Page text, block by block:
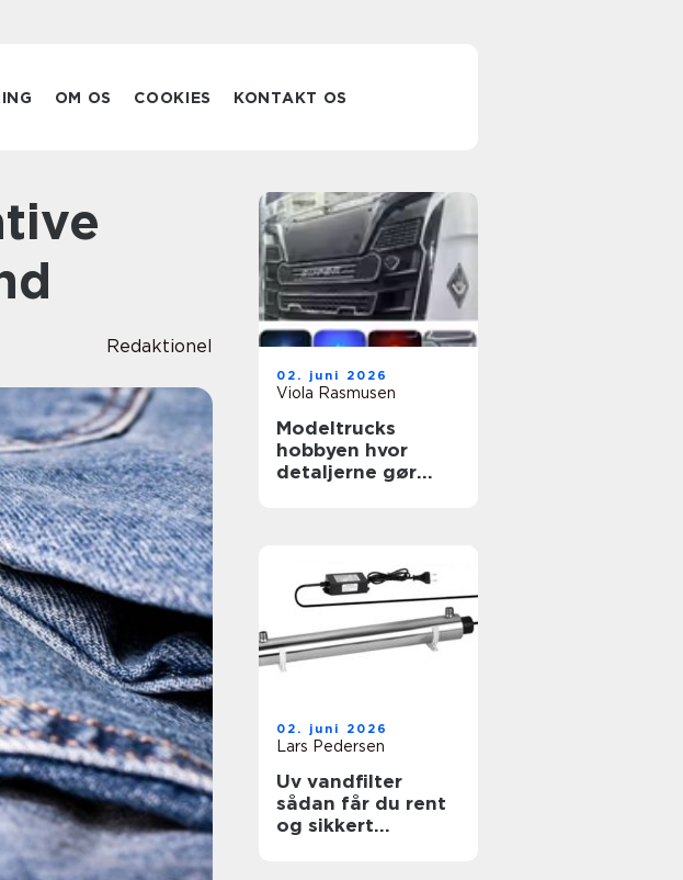
OM OS COOKIES KONTAKT OS
Redaktionel
02. juni 2026
Viola Rasmusen
Modeltrucks
hobbyen hvor
detaljerne gør
02. juni 2026
Lars Pedersen
Uv vandfilter
sådan får du rent
og sikkert